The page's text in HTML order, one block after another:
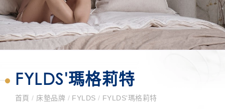
FYLDS'瑪格莉特
首頁/ 床墊品牌 /FYLDS/ FYLDS'瑪格莉特